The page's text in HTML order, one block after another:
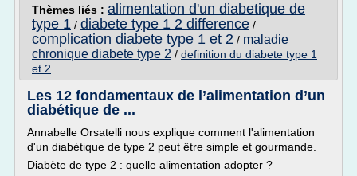
Thèmes liés : alimentation d'un diabetique de
type 1 / diabete type 1 2 difference /
complication diabete type 1 et 2 / maladie
chronique diabete type 2 / definition du diabete type 1
et 2
Les 12 fondamentaux de l’alimentation d’un
diabétique de ...
Annabelle Orsatelli nous explique comment l'alimentation
d'un diabétique de type 2 peut être simple et gourmande.
Diabète de type 2 : quelle alimentation adopter ?